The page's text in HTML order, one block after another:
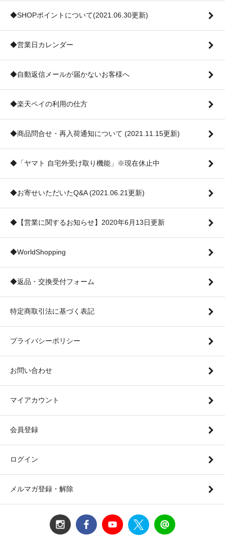
◆SHOPポイントについて(2021.06.30更新)
◆営業日カレンダー
◆自動返信メールが届かないお客様へ
◆楽天ペイの利用の仕方
◆商品問合せ・再入荷通知について (2021.11.15更新)
◆「ヤマト 自宅外受け取り機能」※現在休止中
◆お寄せいただいたQ&A (2021.06.21更新)
◆【営業に関するお知らせ】2020年6月13日更新
◆WorldShopping
◆返品・交換受付フォーム
特定商取引法に基づく表記
プライバシーポリシー
お問い合わせ
マイアカウント
会員登録
ログイン
メルマガ登録・解除